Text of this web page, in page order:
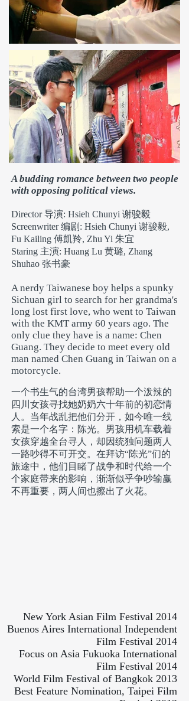
A budding romance between two people
with opposing political views.
Director 导演: Hsieh Chunyi 谢骏毅
Screenwriter 编剧: Hsieh Chunyi 谢骏毅,
Fu Kailing 傅凱羚, Zhu Yi 朱宜
Staring 主演: Huang Lu 黄璐, Zhang
Shuhao 张书豪
A nerdy Taiwanese boy helps a spunky
Sichuan girl to search for her grandma's
long lost first love, who went to Taiwan
with the KMT army 60 years ago. The
only clue they have is a name: Chen
Guang. They decide to meet every old
man named Chen Guang in Taiwan on a
motorcycle.
一个书生气的台湾男孩帮助一个泼辣的
四川女孩寻找她奶奶六十年前的初恋情
人。当年战乱把他们分开，如今唯一线
索是一个名字：陈光。男孩用机车载着
女孩穿越全台寻人，却因统独问题两人
一路吵得不可开交。在拜访“陈光”们的
旅途中，他们目睹了战争和时代给一个
个家庭带来的影响，渐渐似乎争吵输赢
不再重要，两人间也擦出了火花。
New York Asian Film Festival 2014
Buenos Aires International Independent
Film Festival 2014
Focus on Asia Fukuoka International
Film Festival 2014
World Film Festival of Bangkok 2013
Best Feature Nomination, Taipei Film